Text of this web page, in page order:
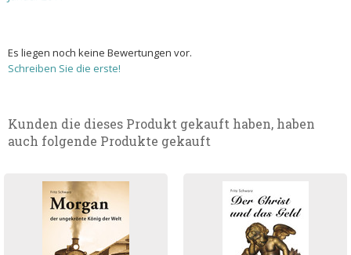
Es liegen noch keine Bewertungen vor.
Schreiben Sie die erste!
Kunden die dieses Produkt gekauft haben, haben
auch folgende Produkte gekauft